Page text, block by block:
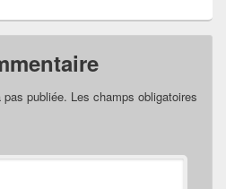
publiée. Les champs obligatoires